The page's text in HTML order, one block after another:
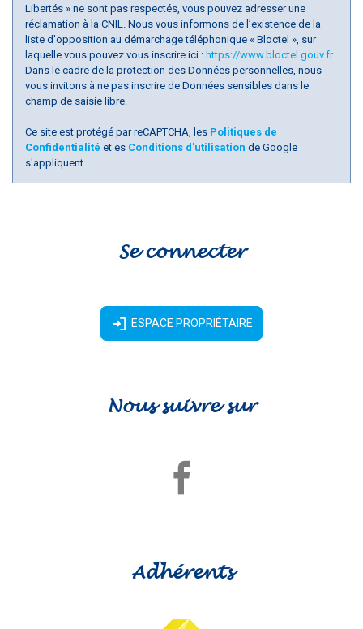
Familles avec 1 ou 2 enfants
Maisons
Appartements
53 %
Familles avec 3 enfants
Libertés » ne sont pas respectés, vous pouvez adresser une
réclamation à la CNIL. Nous vous informons de l’existence de la
liste d'opposition au démarchage téléphonique « Bloctel », sur
laquelle vous pouvez vous inscrire ici : https://www.bloctel.gouv.fr.
Dans le cadre de la protection des Données personnelles, nous
vous invitons à ne pas inscrire de Données sensibles dans le
champ de saisie libre.
Ce site est protégé par reCAPTCHA, les Politiques de
Confidentialité et es Conditions d'utilisation de Google
s'appliquent.
Se connecter
ESPACE PROPRIÉTAIRE
Nous suivre sur
Adhérents